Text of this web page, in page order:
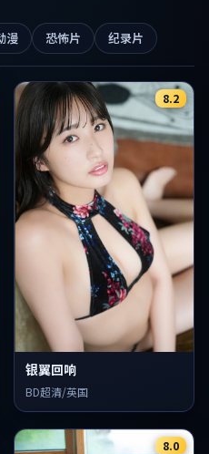
漫 恐怖片 纪录片
8.2
银翼回响
BD超清/英国
8.0